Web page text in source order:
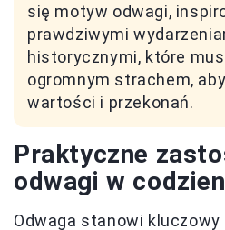
się motyw odwagi,
prawdziwymi
historycznymi, które
ogromnym strachem,
wartości i przekonań.
Praktyczne
odwagi w
Odwaga stanowi